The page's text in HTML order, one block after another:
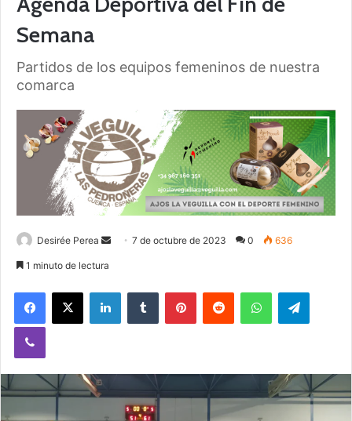
Semana
Partidos de los equipos femeninos de nuestra
comarca
Desirée Perea
m
7 de octubre de 2023 0 636
1 minuto de lectura